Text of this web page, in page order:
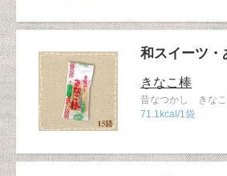
和スイーツ・
きなこ棒
昔なつかし きな
71.1kcal/1袋